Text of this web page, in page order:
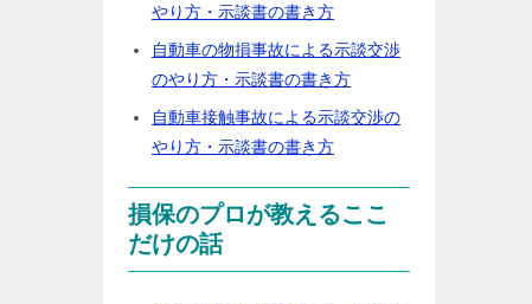
やり方・示談書の書き方
自動車の物損事故による示談交渉
のやり方・示談書の書き方
自動車接触事故による示談交渉の
やり方・示談書の書き方
損保のプロが教えるここ
だけの話